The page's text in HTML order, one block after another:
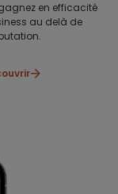
en efficacité
au delà de